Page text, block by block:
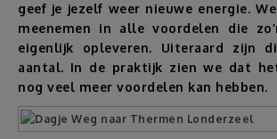
Reviews
Reizen
Geldzaken
geef je jezelf weer nieuwe energie.
meenemen in alle voordelen die
eigenlijk opleveren. Uiteraard zijn
aantal. In de praktijk zien we dat
nog veel meer voordelen kan hebben.